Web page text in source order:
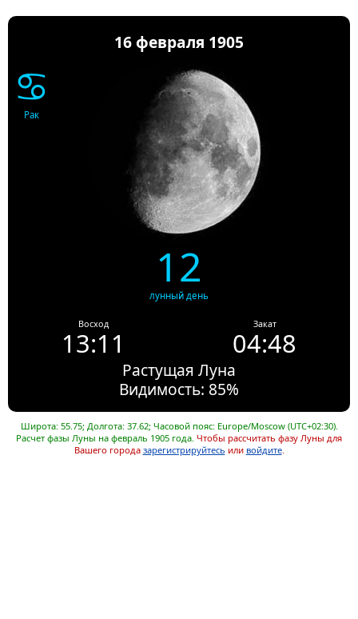
16 февраля 1905
♋
Рак
12
лунный день
Восход
13:11
Закат
04:48
Растущая Луна
Видимость: 85%
Широта: 55.75; Долгота: 37.62; Часовой пояс: Europe/Moscow (UTC+02:30).
Расчет фазы Луны на февраль 1905 года. Чтобы рассчитать фазу Луны для
Вашего города зарегистрируйтесь или войдите.